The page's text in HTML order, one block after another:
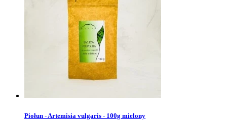
Piołun - Artemisia vulgaris - 100g mielony